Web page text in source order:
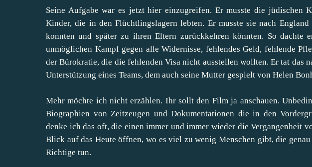
Seine Aufgabe war es jetzt hier einzugreifen. Er musste die jüdischen
Kinder, die in den Flüchtlingslagern lebten. Er musste sie nach
konnten und später zu ihren Eltern zurückkehren könnten. So dachte
unmöglichen Kampf gegen alle Widernisse, fehlendes Geld, fehlende
der Bürokratie, die die fehlenden Visa nicht ausstellen wollten. Er tat das
Unterstützung eines Teams, dem auch seine Mutter gespielt von Helen
Mehr möchte ich nicht erzählen. Ihr sollt den Film ja anschauen.
Biographien von Zeitzeugen und Dokumentationen die in den
denke ich das oft, die einen immer und immer wieder die Vergangenheit
Blick auf das Heute öffnen, wo es viel zu wenig Menschen gibt, die
Richtige tun.